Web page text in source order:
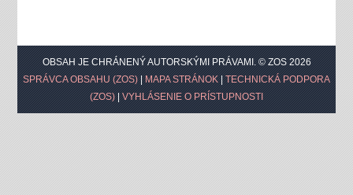
OBSAH JE CHRÁNENÝ AUTORSKÝMI PRÁVAMI. © ZOS 2026
SPRÁVCA OBSAHU (ZOS)
MAPA STRÁNOK
TECHNICKÁ PODPORA
(ZOS)
VYHLÁSENIE O PRÍSTUPNOSTI